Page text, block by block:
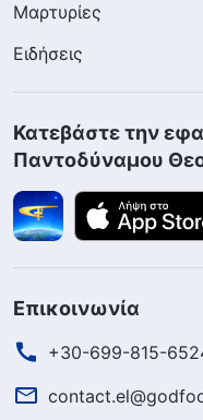
Μαρτυρίες
Ειδήσεις
Κατεβάστε την
Παντοδύναμου
Επικοινωνία
+30-699-815-